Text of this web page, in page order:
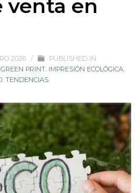
venta en
2026 /
PUBLISHED IN
GREEN PRINT, IMPRESIÓN ECOLÓGICA,
, TENDENCIAS